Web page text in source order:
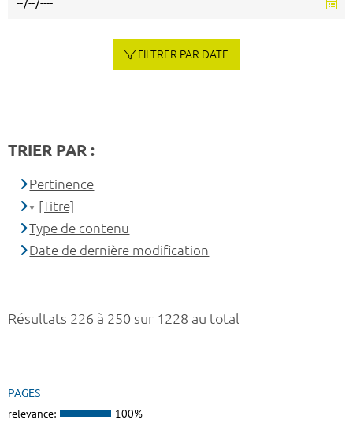
Résultats 226 à 250 sur 1228 au total
PAGES
relevance: 100%
FILTRER PAR DATE
TRIER PAR :
Pertinence
[Titre]
Type de contenu
Date de dernière modification